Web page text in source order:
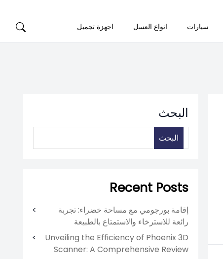
سيارات انواع العسل اجهزة تجميل
البحث
البحث
Recent Posts
إقامة بورجومي مع مساحة خضراء: تجربة
رائعة للاسترخاء والاستمتاع بالطبيعة
Unveiling the Efficiency of Phoenix 3D
Scanner: A Comprehensive Review